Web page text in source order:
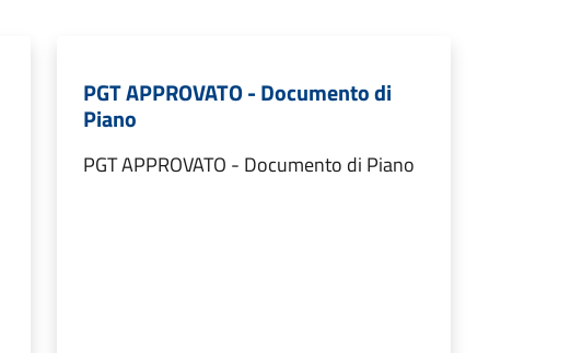
PGT APPROVATO - Documento di
Piano
PGT APPROVATO - Documento di Piano